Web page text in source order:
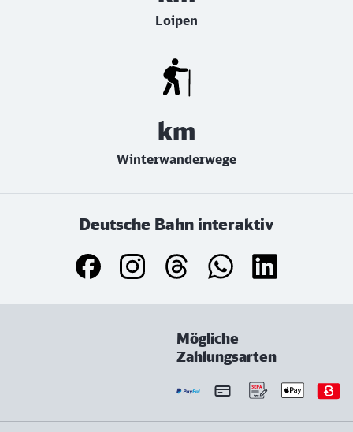
Loipen
km
Winterwanderwege
Deutsche Bahn interaktiv
Mögliche
Zahlungsarten